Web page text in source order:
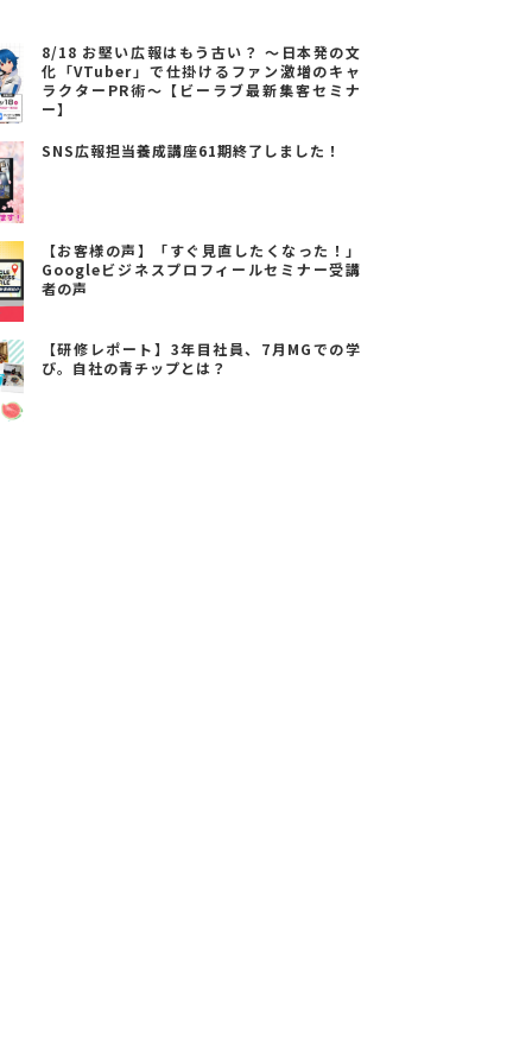
8/18 お堅い広報はもう古い？ ～日本発の文
化「VTuber」で仕掛けるファン激増のキャ
ラクターPR術～【ビーラブ最新集客セミナ
ー】
SNS広報担当養成講座61期終了しました！
【お客様の声】「すぐ見直したくなった！」
Googleビジネスプロフィールセミナー受講
者の声
【研修レポート】3年目社員、7月MGでの学
び。自社の青チップとは？